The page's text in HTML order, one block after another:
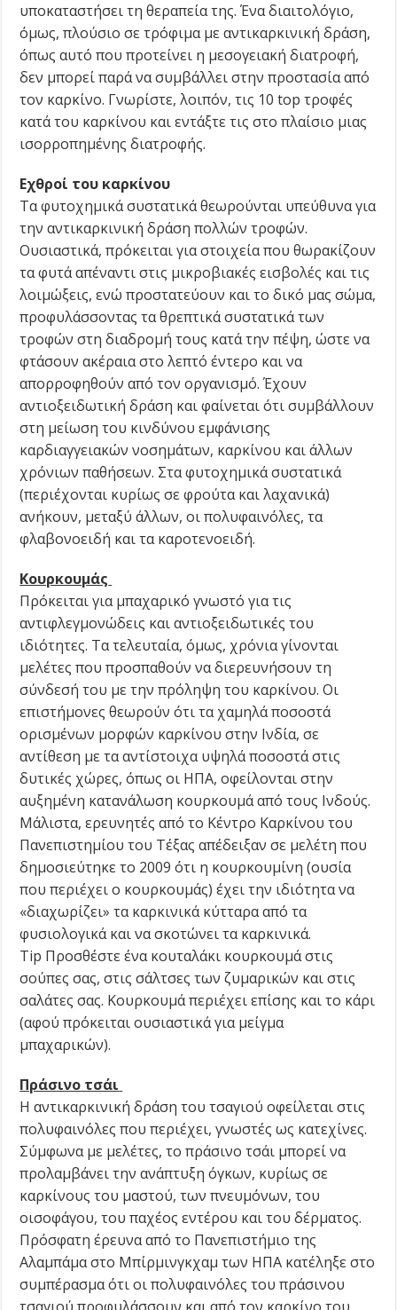
υποκαταστήσει τη θεραπεία της. Ένα διαιτολόγιο,
όμως, πλούσιο σε τρόφιμα με αντικαρκινική δράση,
όπως αυτό που προτείνει η μεσογειακή διατροφή,
δεν μπορεί παρά να συμβάλλει στην προστασία από
τον καρκίνο. Γνωρίστε, λοιπόν, τις 10 top τροφές
κατά του καρκίνου και εντάξτε τις στο πλαίσιο μιας
ισορροπημένης διατροφής.
Εχθροί του καρκίνου
Τα φυτοχημικά συστατικά θεωρούνται υπεύθυνα για
την αντικαρκινική δράση πολλών τροφών.
Ουσιαστικά, πρόκειται για στοιχεία που θωρακίζουν
τα φυτά απέναντι στις μικροβιακές εισβολές και τις
λοιμώξεις, ενώ προστατεύουν και το δικό μας σώμα,
προφυλάσσοντας τα θρεπτικά συστατικά των
τροφών στη διαδρομή τους κατά την πέψη, ώστε να
φτάσουν ακέραια στο λεπτό έντερο και να
απορροφηθούν από τον οργανισμό. Έχουν
αντιοξειδωτική δράση και φαίνεται ότι συμβάλλουν
στη μείωση του κινδύνου εμφάνισης
καρδιαγγειακών νοσημάτων, καρκίνου και άλλων
χρόνιων παθήσεων. Στα φυτοχημικά συστατικά
(περιέχονται κυρίως σε φρούτα και λαχανικά)
ανήκουν, μεταξύ άλλων, οι πολυφαινόλες, τα
φλαβονοειδή και τα καροτενοειδή.
Κουρκουμάς
Πρόκειται για μπαχαρικό γνωστό για τις
αντιφλεγμονώδεις και αντιοξειδωτικές του
ιδιότητες. Τα τελευταία, όμως, χρόνια γίνονται
μελέτες που προσπαθούν να διερευνήσουν τη
σύνδεσή του με την πρόληψη του καρκίνου. Οι
επιστήμονες θεωρούν ότι τα χαμηλά ποσοστά
ορισμένων μορφών καρκίνου στην Ινδία, σε
αντίθεση με τα αντίστοιχα υψηλά ποσοστά στις
δυτικές χώρες, όπως οι ΗΠΑ, οφείλονται στην
αυξημένη κατανάλωση κουρκουμά από τους Ινδούς.
Μάλιστα, ερευνητές από το Κέντρο Καρκίνου του
Πανεπιστημίου του Τέξας απέδειξαν σε μελέτη που
δημοσιεύτηκε το 2009 ότι η κουρκουμίνη (ουσία
που περιέχει ο κουρκουμάς) έχει την ιδιότητα να
«διαχωρίζει» τα καρκινικά κύτταρα από τα
φυσιολογικά και να σκοτώνει τα καρκινικά.
Tip Προσθέστε ένα κουταλάκι κουρκουμά στις
σούπες σας, στις σάλτσες των ζυμαρικών και στις
σαλάτες σας. Κουρκουμά περιέχει επίσης και το κάρι
(αφού πρόκειται ουσιαστικά για μείγμα
μπαχαρικών).
Πράσινο τσάι
Η αντικαρκινική δράση του τσαγιού οφείλεται στις
πολυφαινόλες που περιέχει, γνωστές ως κατεχίνες.
Σύμφωνα με μελέτες, το πράσινο τσάι μπορεί να
προλαμβάνει την ανάπτυξη όγκων, κυρίως σε
καρκίνους του μαστού, των πνευμόνων, του
οισοφάγου, του παχέος εντέρου και του δέρματος.
Πρόσφατη έρευνα από το Πανεπιστήμιο της
Αλαμπάμα στο Μπίρμινγκχαμ των ΗΠΑ κατέληξε στο
συμπέρασμα ότι οι πολυφαινόλες του πράσινου